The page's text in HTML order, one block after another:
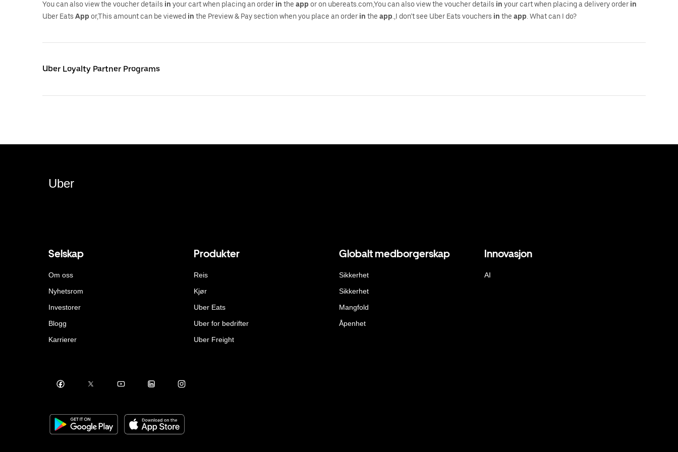
You can also view the voucher details in your cart when placing an order in the app or on ubereats.com,You can also view the voucher details in your cart when placing a delivery order in
Uber Eats App or,This amount can be viewed in the Preview & Pay section when you place an order in the app .,I don’t see Uber Eats vouchers in the app . What can I do?
Uber Loyalty Partner Programs
Uber
Selskap
Om oss
Nyhetsrom
Investorer
Blogg
Karrierer
Produkter
Reis
Kjør
Uber Eats
Uber for bedrifter
Uber Freight
Globalt medborgerskap
Sikkerhet
Sikkerhet
Mangfold
Åpenhet
Innovasjon
AI